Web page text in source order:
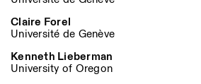
Claire Forel
Université de Genève
Kenneth Lieberman
University of Oregon